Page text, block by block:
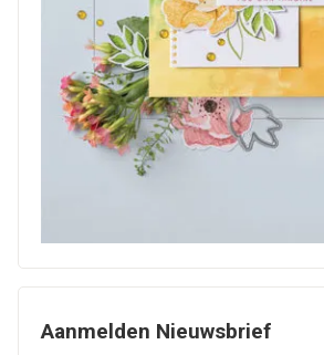
Aanmelden Nieuwsbrief